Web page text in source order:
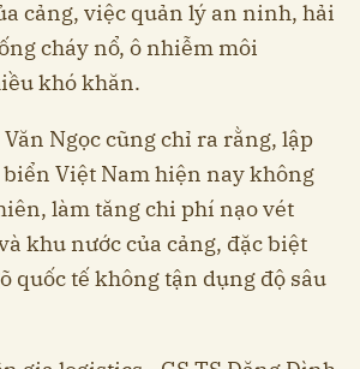
cảng, việc quản lý an ninh, hải
cháy nổ, ô nhiễm môi
khó khăn.
Văn Ngọc cũng chỉ ra rằng, lập
biển Việt Nam hiện nay không
làm tăng chi phí nạo vét
khu nước của cảng, đặc biệt
quốc tế không tận dụng độ sâu